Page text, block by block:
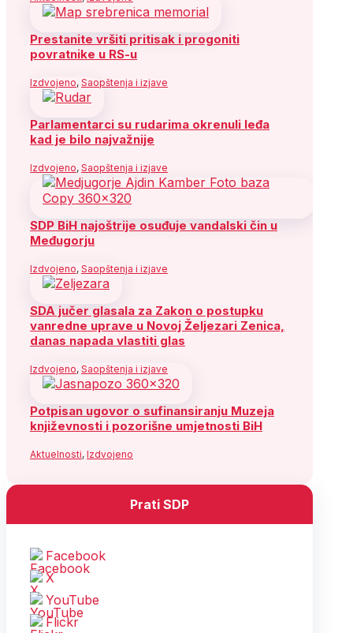
Prestanite vršiti pritisak i progoniti
povratnike u RS-u
Izdvojeno, Saopštenja i izjave
Parlamentarci su rudarima okrenuli leđa
kad je bilo najvažnije
Izdvojeno, Saopštenja i izjave
SDP BiH najoštrije osuđuje vandalski čin u
Međugorju
Izdvojeno, Saopštenja i izjave
SDA jučer glasala za Zakon o postupku
vanredne uprave u Novoj Željezari Zenica,
danas napada vlastiti glas
Izdvojeno, Saopštenja i izjave
Potpisan ugovor o sufinansiranju Muzeja
književnosti i pozorišne umjetnosti BiH
Aktuelnosti, Izdvojeno
Prati SDP
Facebook
X
YouTube
Flickr